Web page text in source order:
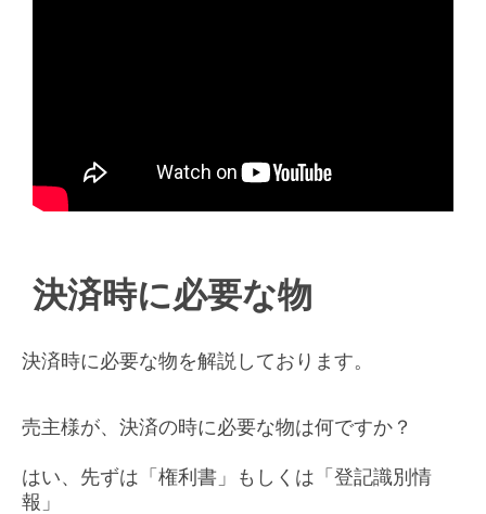
決済時に必要な物
決済時に必要な物を解説しております。
売主様が、決済の時に必要な物は何ですか？
はい、先ずは「権利書」もしくは「登記識別情
報」